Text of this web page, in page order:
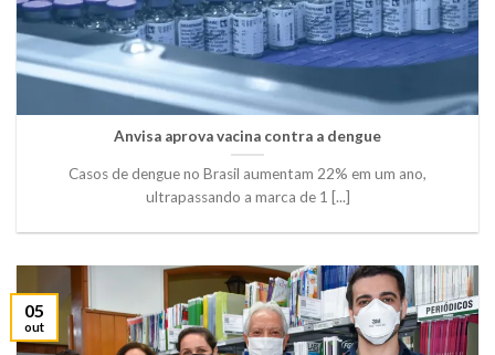
Anvisa aprova vacina contra a dengue
Casos de dengue no Brasil aumentam 22% em um ano,
ultrapassando a marca de 1 [...]
05
out